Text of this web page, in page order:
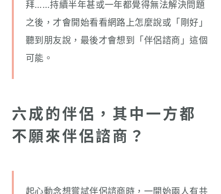
拜……持續半年甚或一年都覺得無法解決問題
之後，才會開始看看網路上怎麼說或「剛好」
聽到朋友說，最後才會想到「伴侶諮商」這個
可能。
六成的伴侶，其中一方都
不願來伴侶諮商？
起心動念想嘗試伴侶諮商時，一開始兩人有共